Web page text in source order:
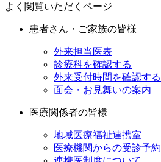
よく閲覧いただくページ
患者さん・ご家族の皆様
外来担当医表
診療科を確認する
外来受付時間を確認する
面会・お見舞いの案内
医療関係者の皆様
地域医療福祉連携室
医療機関からの受診予約